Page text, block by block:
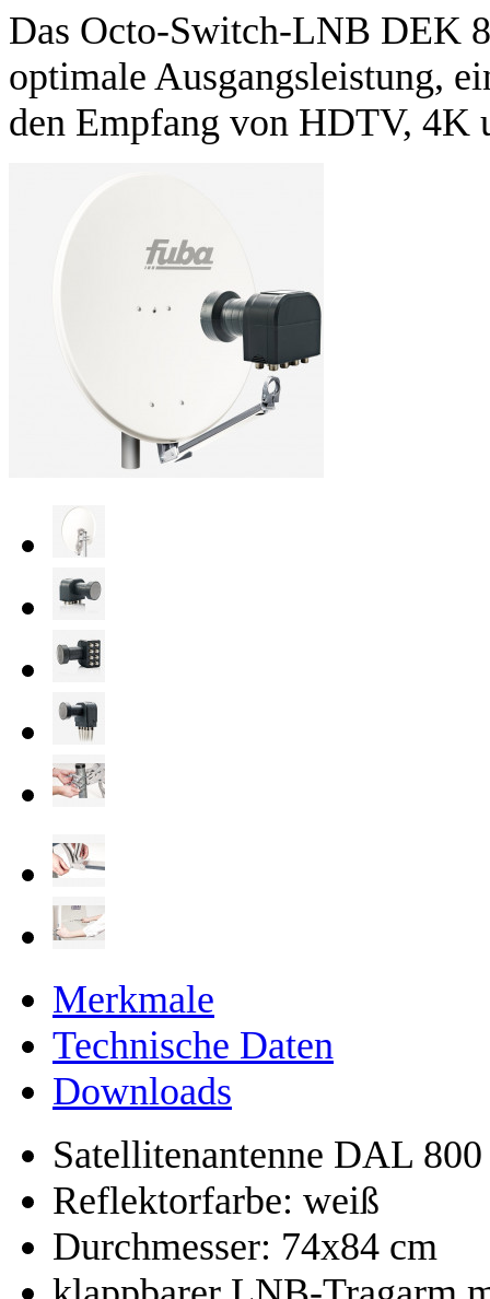
Das Octo-Switch-LNB DEK
optimale Ausgangsleistung,
den Empfang von HDTV, 4K
Merkmale
Technische Daten
Downloads
Satellitenantenne DAL
Reflektorfarbe: weiß
Durchmesser: 74x84 cm